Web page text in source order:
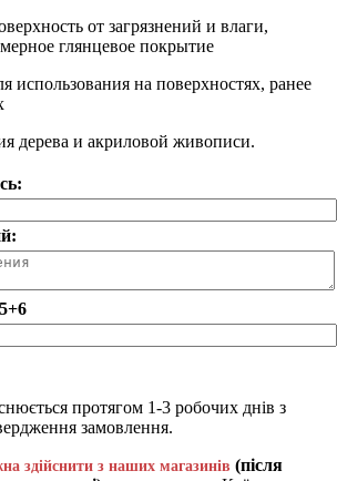
от загрязнений и влаги,
глянцевое покрытие
использования на поверхностях, ранее
дерева и акриловой живописи.
протягом 1-3 робочих днів з
замовлення.
здійснити з наших магазинів (після